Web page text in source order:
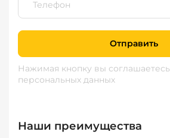
Отправить
Нажимая кнопку вы соглашаетесь
персональных данных
Наши преимущества